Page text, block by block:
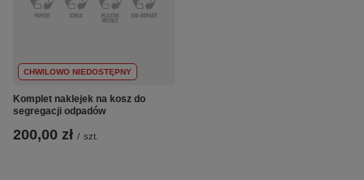
CHWILOWO NIEDOSTĘPNY
Komplet naklejek na kosz do
segregacji odpadów
200,00 zł / szt.